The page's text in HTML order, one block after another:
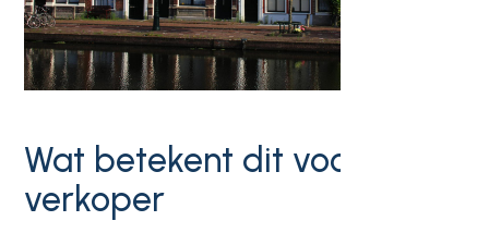
Wat betekent dit voor de
verkoper